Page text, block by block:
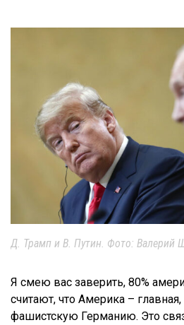
Д. Трамп и В. Путин. Фото: Валерий
Я смею вас заверить, 80%
считают, что Америка –
фашистскую Германию. Это